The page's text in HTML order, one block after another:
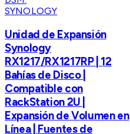
SYNOLOGY
Unidad de Expansión
Synology
RX1217/RX1217RP | 12
Bahías de Disco |
Compatible con
RackStation 2U |
Expansión de Volumen en
Línea | Fuentes de